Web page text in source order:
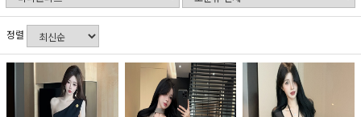
정렬